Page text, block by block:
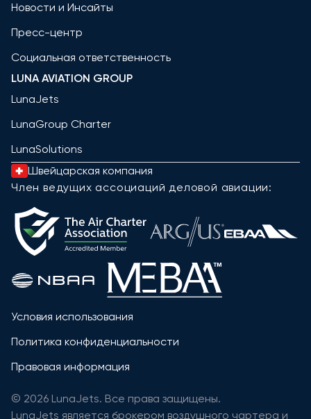
Новости и Инсайты
Пресс-центр
Социальная ответственность
LUNA AVIATION GROUP
LunaJets
LunaGroup Charter
LunaSolutions
Швейцарская компания
Член ведущих ассоциаций деловой авиации:
Условия использования
Политика конфиденциальности
Правовая информация
© 2026 LunaJets. Все права защищены.
LunaJets является брокером воздушного чартера и